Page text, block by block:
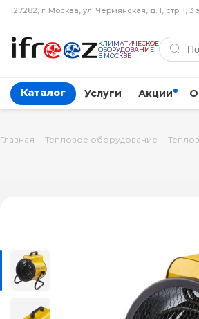
127282, г. Москва, ул. Чермянская, д. 1, стр. 1,
КЛИМАТИЧЕСКОЕ
ОБОРУДОВАНИЕ
В МОСКВЕ
Каталог Услуги Акции О
Главная - Тепловое оборудование -